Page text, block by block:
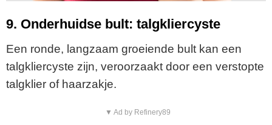
9. Onderhuidse bult: talgkliercyste
Een ronde, langzaam groeiende bult kan een
talgkliercyste zijn, veroorzaakt door een verstopte
talgklier of haarzakje.
▼ Ad by Refinery89